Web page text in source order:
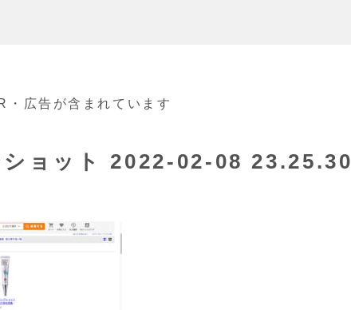
広告が含まれています
ショット 2022-02-08 23.25.30